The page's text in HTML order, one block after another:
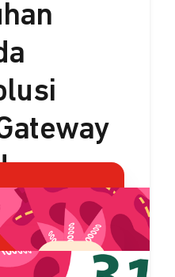
rumit dan
sulit dan